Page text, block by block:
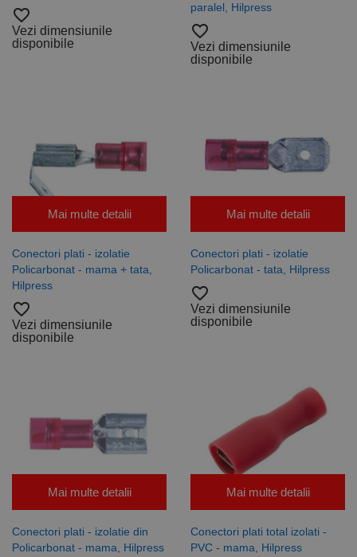
favorite_border
Vezi dimensiunile
disponibile
paralel, Hilpress
favorite_border
Vezi dimensiunile
disponibile
Mai multe detalii
Conectori plati - izolatie
Policarbonat - mama + tata,
Hilpress
favorite_border
Vezi dimensiunile
disponibile
Mai multe detalii
Conectori plati - izolatie
Policarbonat - tata, Hilpress
favorite_border
Vezi dimensiunile
disponibile
Mai multe detalii
Conectori plati - izolatie din
Policarbonat - mama, Hilpress
Mai multe detalii
Conectori plati total izolati -
PVC - mama, Hilpress